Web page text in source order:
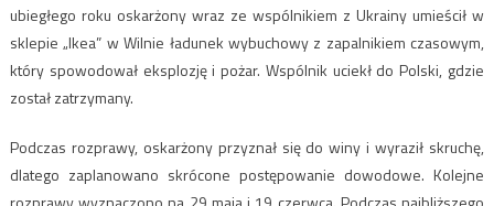
ubiegłego roku oskarżony wraz ze wspólnikiem z Ukrainy umieścił w
sklepie „Ikea” w Wilnie ładunek wybuchowy z zapalnikiem czasowym,
który spowodował eksplozję i pożar. Wspólnik uciekł do Polski, gdzie
został zatrzymany.
Podczas rozprawy, oskarżony przyznał się do winy i wyraził skruchę,
dlatego zaplanowano skrócone postępowanie dowodowe. Kolejne